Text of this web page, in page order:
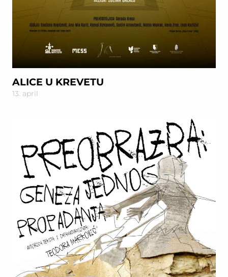
ALICE U KREVETU
13. april